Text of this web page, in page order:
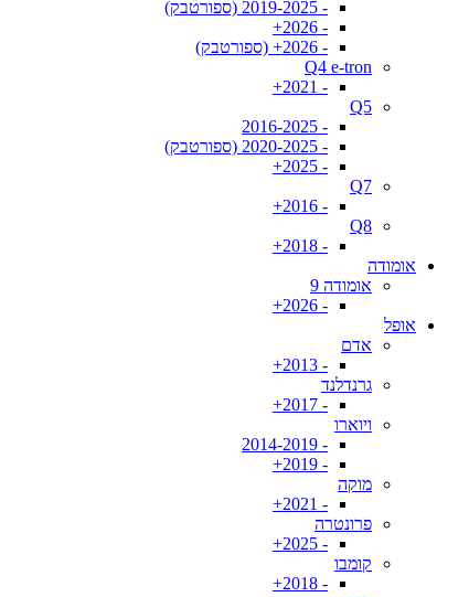
- 2019-2025 (ספורטבק)
- 2026+
- 2026+ (ספורטבק)
Q4 e-tron
- 2021+
Q5
- 2016-2025
- 2020-2025 (ספורטבק)
- 2025+
Q7
- 2016+
Q8
- 2018+
אומודה
אומודה 9
- 2026+
אופל
אדם
- 2013+
גרנדלנד
- 2017+
ויוארו
- 2014-2019
- 2019+
מוקה
- 2021+
פרונטרה
- 2025+
קומבו
- 2018+